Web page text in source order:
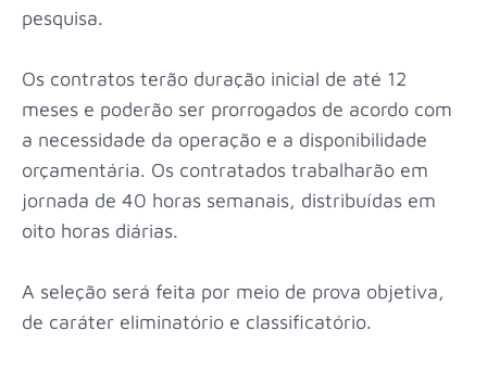
pesquisa.
Os contratos terão duração inicial de até 12
meses e poderão ser prorrogados de acordo com
a necessidade da operação e a disponibilidade
orçamentária. Os contratados trabalharão em
jornada de 40 horas semanais, distribuídas em
oito horas diárias.
A seleção será feita por meio de prova objetiva,
de caráter eliminatório e classificatório.